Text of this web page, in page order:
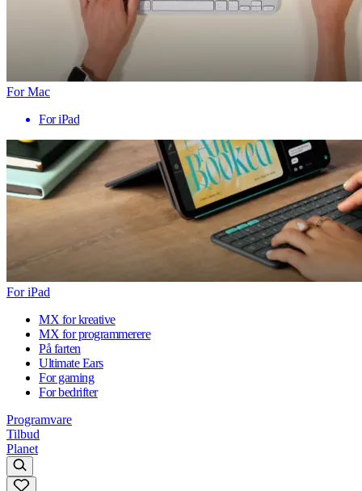
For Mac
For iPad
For iPad
MX for kreative
MX for programmerere
På farten
Ultimate Ears
For gaming
For bedrifter
Programvare
Tilbud
Planet